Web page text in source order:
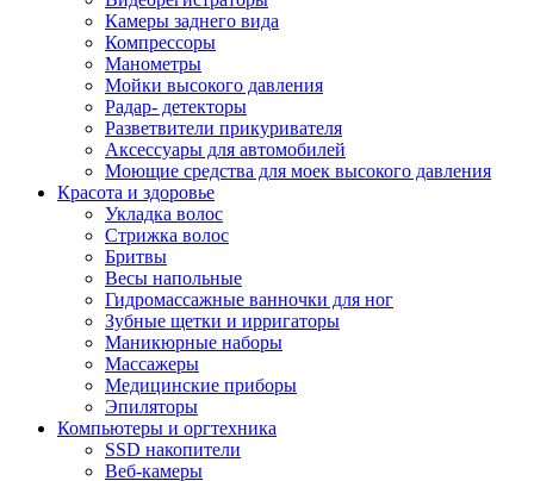
Камеры заднего вида
Компрессоры
Манометры
Мойки высокого давления
Радар- детекторы
Разветвители прикуривателя
Аксессуары для автомобилей
Моющие средства для моек высокого давления
Красота и здоровье
Укладка волос
Стрижка волос
Бритвы
Весы напольные
Гидромассажные ванночки для ног
Зубные щетки и ирригаторы
Маникюрные наборы
Массажеры
Медицинские приборы
Эпиляторы
Компьютеры и оргтехника
SSD накопители
Веб-камеры